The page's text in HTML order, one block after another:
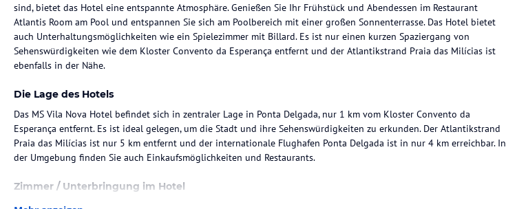
sind, bietet das Hotel eine entspannte Atmosphäre. Genießen Sie Ihr Frühstück und Abendessen im Restaurant
Atlantis Room am Pool und entspannen Sie sich am Poolbereich mit einer großen Sonnenterrasse. Das Hotel bietet
auch Unterhaltungsmöglichkeiten wie ein Spielezimmer mit Billard. Es ist nur einen kurzen Spaziergang von
Sehenswürdigkeiten wie dem Kloster Convento da Esperança entfernt und der Atlantikstrand Praia das Milícias ist
ebenfalls in der Nähe.
Die Lage des Hotels
Das MS Vila Nova Hotel befindet sich in zentraler Lage in Ponta Delgada, nur 1 km vom Kloster Convento da
Esperança entfernt. Es ist ideal gelegen, um die Stadt und ihre Sehenswürdigkeiten zu erkunden. Der Atlantikstrand
Praia das Milícias ist nur 5 km entfernt und der internationale Flughafen Ponta Delgada ist in nur 4 km erreichbar. In
der Umgebung finden Sie auch Einkaufsmöglichkeiten und Restaurants.
Zimmer / Unterbringung im Hotel
Die Zimmer im MS Vila Nova Hotel sind komfortabel und stilvoll eingerichtet. Sie sind in Blau- und Grautönen